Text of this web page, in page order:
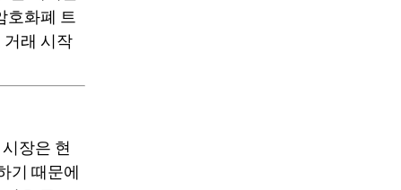
호화폐 트
거래 시작
장은 현
기 때문에